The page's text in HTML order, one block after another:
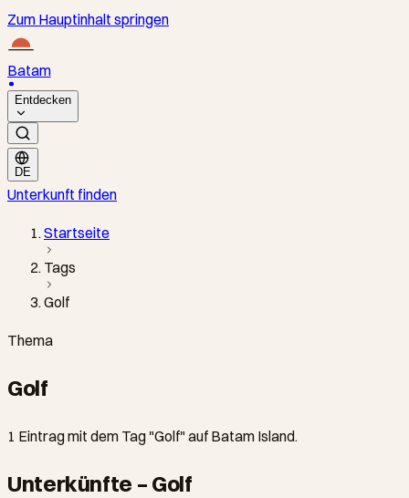
Zum Hauptinhalt springen
Batam
Entdecken
DE
Unterkunft finden
Startseite
Tags
Golf
Thema
Golf
1 Eintrag mit dem Tag "Golf" auf Batam Island.
Unterkünfte – Golf